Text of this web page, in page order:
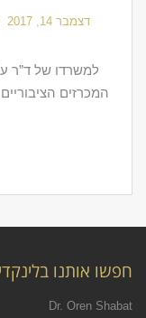
דצמבר 14, 2017
למשרדו של ד”ר
המכרזים
חפשו אותנו
Dr. Oren Shabat